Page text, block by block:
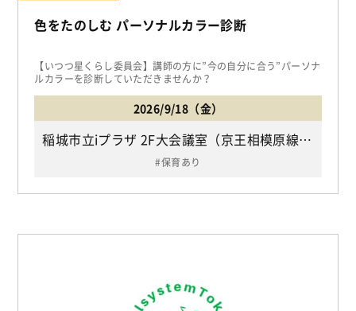
色をたのしむ パーソナルカラー診断
【いつつ星くらし委員会】講師の方に”今の自分に合う”パーソナ
ルカラーを診断していただきませんか？
2026/9/18（金）
稲城市立iプラザ 2F大会議室（京王相模原線「若葉台駅」下車北口より徒歩3分/稲城市若葉台2-5-2）
保育あり